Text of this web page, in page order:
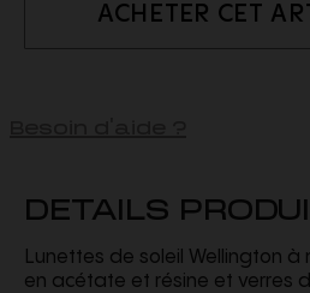
ACHETER CET
DETAILS
Lunettes de soleil Wellington
en acétate et résine et verres